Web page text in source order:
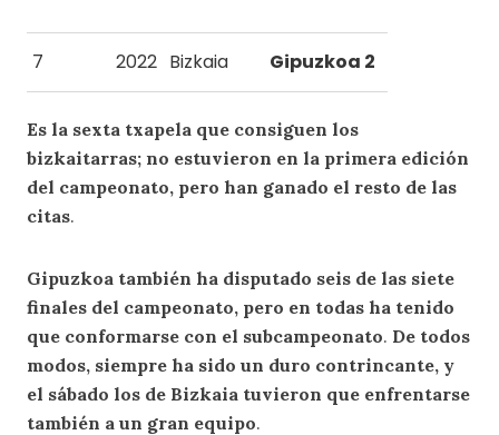
7 2022 Bizkaia Gipuzkoa 2
Es la sexta txapela que consiguen los
bizkaitarras; no estuvieron en la primera edición
del campeonato, pero han ganado el resto de las
citas.
Gipuzkoa también ha disputado seis de las siete
finales del campeonato, pero en todas ha tenido
que conformarse con el subcampeonato. De todos
modos, siempre ha sido un duro contrincante, y
el sábado los de Bizkaia tuvieron que enfrentarse
también a un gran equipo.